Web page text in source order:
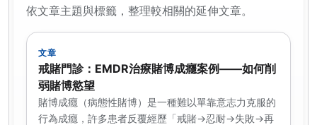
依文章主題與標籤，整理較相關的延伸文章。
文章
戒賭門診：EMDR治療賭博成癮案例——如何削
弱賭博慾望
賭博成癮（病態性賭博）是一種難以單靠意志力克服的
行為成癮，許多患者反覆經歷「戒賭→忍耐→失敗→再